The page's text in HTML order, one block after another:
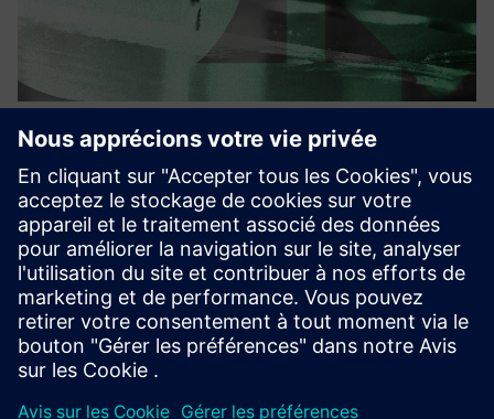
Your AI Copilot for CAM
programming
Nos modèles d'IA transforment l'historique de votre
production en automatisation évolutive. Il fonctionne
entièrement sur site, est sécurisé et s'intègre parfaitement
à Siemens NX CAM.
En savoir plus